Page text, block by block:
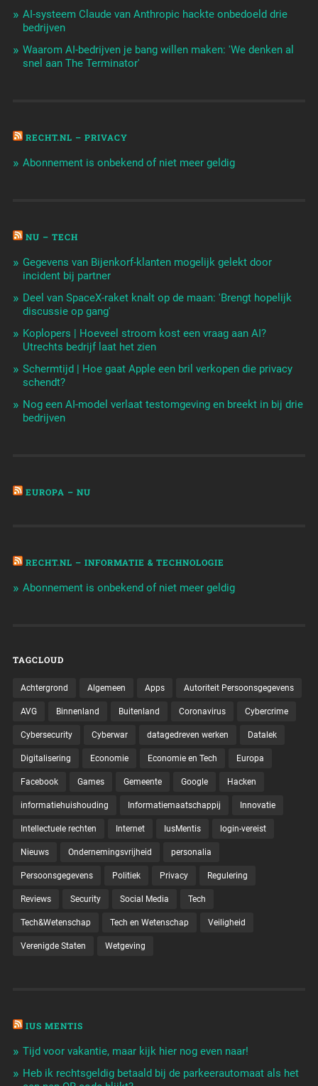
AI-systeem Claude van Anthropic hackte onbedoeld drie
bedrijven
Waarom AI-bedrijven je bang willen maken: 'We denken al
snel aan The Terminator'
RECHT.NL – PRIVACY
Abonnement is onbekend of niet meer geldig
NU – TECH
Gegevens van Bijenkorf-klanten mogelijk gelekt door
incident bij partner
Deel van SpaceX-raket knalt op de maan: 'Brengt hopelijk
discussie op gang'
Koplopers | Hoeveel stroom kost een vraag aan AI?
Utrechts bedrijf laat het zien
Schermtijd | Hoe gaat Apple een bril verkopen die privacy
schendt?
Nog een AI-model verlaat testomgeving en breekt in bij drie
bedrijven
EUROPA – NU
RECHT.NL – INFORMATIE & TECHNOLOGIE
Abonnement is onbekend of niet meer geldig
TAGCLOUD
Achtergrond Algemeen Apps Autoriteit Persoonsgegevens
AVG Binnenland Buitenland Coronavirus Cybercrime
Cybersecurity Cyberwar datagedreven werken Datalek
Digitalisering Economie Economie en Tech Europa
Facebook Games Gemeente Google Hacken
informatiehuishouding Informatiemaatschappij Innovatie
Intellectuele rechten Internet IusMentis login-vereist
Nieuws Ondernemingsvrijheid personalia
Persoonsgegevens Politiek Privacy Regulering
Reviews Security Social Media Tech
Tech&Wetenschap Tech en Wetenschap Veiligheid
Verenigde Staten Wetgeving
IUS MENTIS
Tijd voor vakantie, maar kijk hier nog even naar!
Heb ik rechtsgeldig betaald bij de parkeerautomaat als het